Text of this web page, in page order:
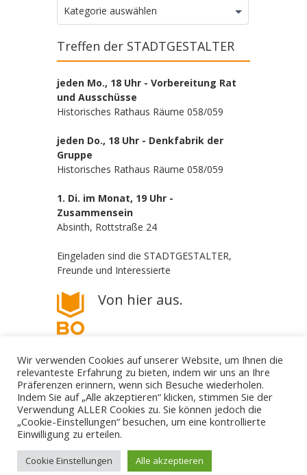
Kategorien
Kategorie auswählen
Treffen der STADTGESTALTER
jeden Mo., 18 Uhr - Vorbereitung Rat
und Ausschüsse
Historisches Rathaus Räume 058/059
jeden Do., 18 Uhr - Denkfabrik der
Gruppe
Historisches Rathaus Räume 058/059
1. Di. im Monat, 19 Uhr -
Zusammensein
Absinth, Rottstraße 24
Eingeladen sind die STADTGESTALTER,
Freunde und Interessierte
Von hier aus.
Die STADTGESTALTER - politisch aber parteilos
Gestalte deine Stadt. - Für Bürgerbeteiligung! - Gegen
mail@die-stadtgestalter.de
Wir verwenden Cookies auf unserer Website, um Ihnen die
relevanteste Erfahrung zu bieten, indem wir uns an Ihre
Präferenzen erinnern, wenn sich Besuche wiederholen.
Indem Sie auf „Alle akzeptieren“ klicken, stimmen Sie der
Verwendung ALLER Cookies zu. Sie können jedoch die
„Cookie-Einstellungen“ besuchen, um eine kontrollierte
Einwilligung zu erteilen.
Cookie Einstellungen Alle akzeptieren